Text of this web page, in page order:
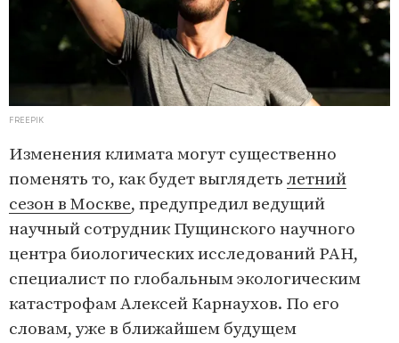
FREEPIK
Изменения климата могут существенно
поменять то, как будет выглядеть летний
сезон в Москве, предупредил ведущий
научный сотрудник Пущинского научного
центра биологических исследований РАН,
специалист по глобальным экологическим
катастрофам Алексей Карнаухов. По его
словам, уже в ближайшем будущем